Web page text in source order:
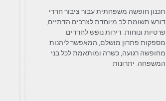
תכנון חופשה משפחתית עבור ציבור חרדי
דורש תשומת לב מיוחדת לצרכים הדתיים,
פרטיות ונוחות. דירות נופש לחרדים
מספקות פתרון מושלם, המאפשר ליהנות
מחופשה רגועה, כשרה ומותאמת לכל בני
המשפחה. יתרונות